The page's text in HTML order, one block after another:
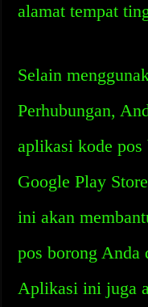
alamat tempat
Selain
Perhubungan,
aplikasi kode
Google Play
ini akan
pos borong Anda
Aplikasi ini juga